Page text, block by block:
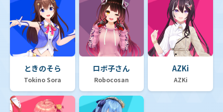
ときのそら
Tokino Sora
ロボ子さん
Robocosan
AZKi
AZKi